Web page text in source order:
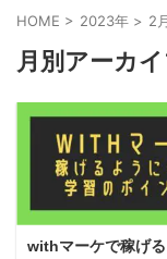
HOME > 2023年 > 2月
月別アーカ
withマーケで稼げ